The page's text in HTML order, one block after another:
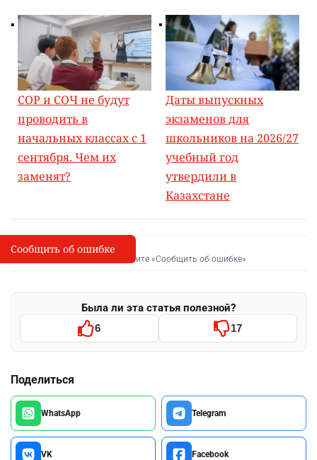
СОР и СОЧ не будут
проводить в
начальных классах с 1
сентября. Чем их
заменят?
Даты выпускных
экзаменов для
школьников на 2026/27
учебный год
утвердили в
Казахстане
I
Сообщить об опечатке
Выделите фрагмент и нажмите «Сообщить об ошибке»
Была ли эта статья полезной?
6 17
Поделиться
WhatsApp Telegram
VK Facebook
Сообщить об ошибке